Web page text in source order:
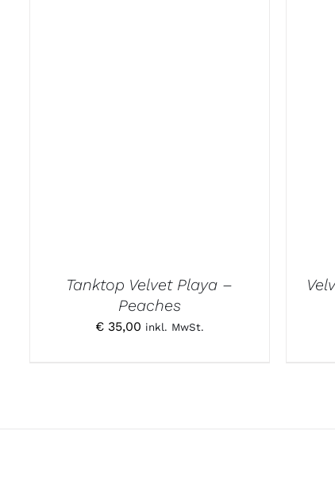
Tanktop Velvet Playa –
Peaches
€35,00 inkl. MwSt.